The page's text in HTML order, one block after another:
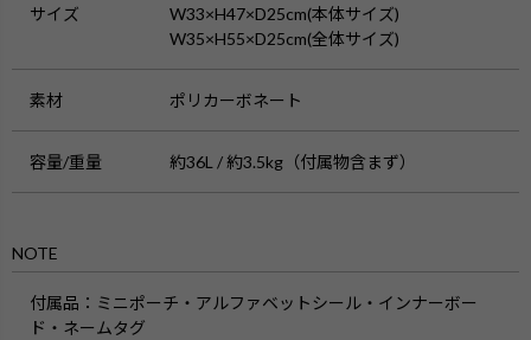
サイズ
W33×H47×D25cm(本体サイズ)
W35×H55×D25cm(全体サイズ)
素材 ポリカーボネート
容量/重量 約36L / 約3.5kg（付属物含まず）
NOTE
付属品 ：ミニポーチ・アルファベットシール・インナーボー
ド・ネームタグ